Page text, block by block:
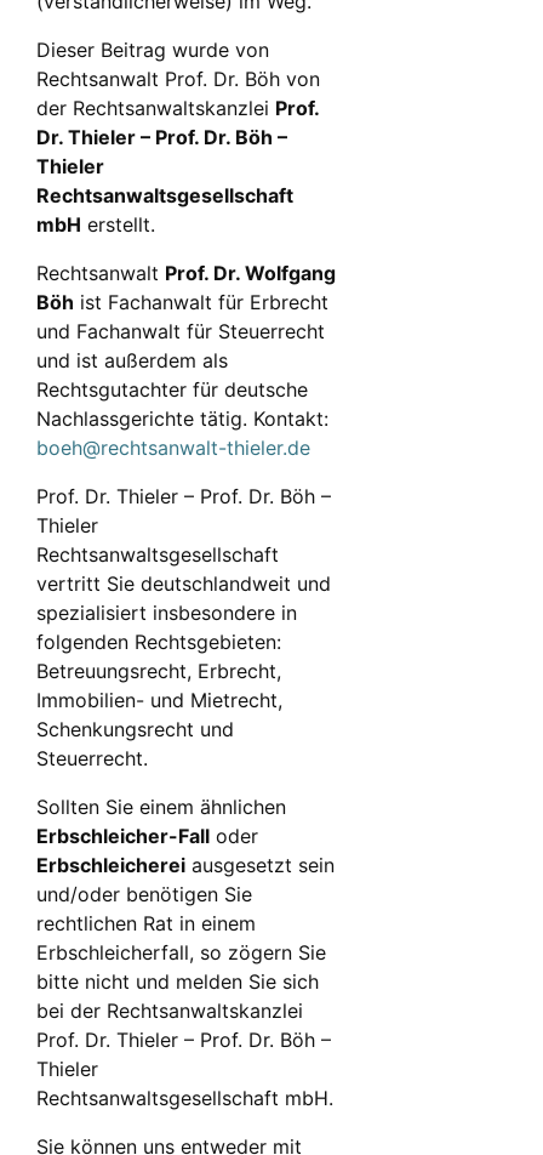
Dieser Beitrag wurde von
Rechtsanwalt Prof. Dr. Böh von
der Rechtsanwaltskanzlei Prof.
Dr. Thieler – Prof. Dr. Böh –
Thieler
Rechtsanwaltsgesellschaft
mbH erstellt.
Rechtsanwalt Prof. Dr. Wolfgang
Böh ist Fachanwalt für Erbrecht
und Fachanwalt für Steuerrecht
und ist außerdem als
Rechtsgutachter für deutsche
Nachlassgerichte tätig. Kontakt:
boeh@rechtsanwalt-thieler.de
Prof. Dr. Thieler – Prof. Dr. Böh –
Thieler
Rechtsanwaltsgesellschaft
vertritt Sie deutschlandweit und
spezialisiert insbesondere in
folgenden Rechtsgebieten:
Betreuungsrecht, Erbrecht,
Immobilien- und Mietrecht,
Schenkungsrecht und
Steuerrecht.
Sollten Sie einem ähnlichen
Erbschleicher-Fall oder
Erbschleicherei ausgesetzt sein
und/oder benötigen Sie
rechtlichen Rat in einem
Erbschleicherfall, so zögern Sie
bitte nicht und melden Sie sich
bei der Rechtsanwaltskanzlei
Prof. Dr. Thieler – Prof. Dr. Böh –
Thieler
Rechtsanwaltsgesellschaft mbH.
Sie können uns entweder mit